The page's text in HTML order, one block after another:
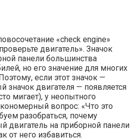
«check engine»
двигатель». Значок
панели большинства
но его значение для многих
если этот значок —
двигателя — появляется
мигает), у неопытного
вопрос: «Что это
разобраться, почему
двигатель на приборной панели
от него избавиться.